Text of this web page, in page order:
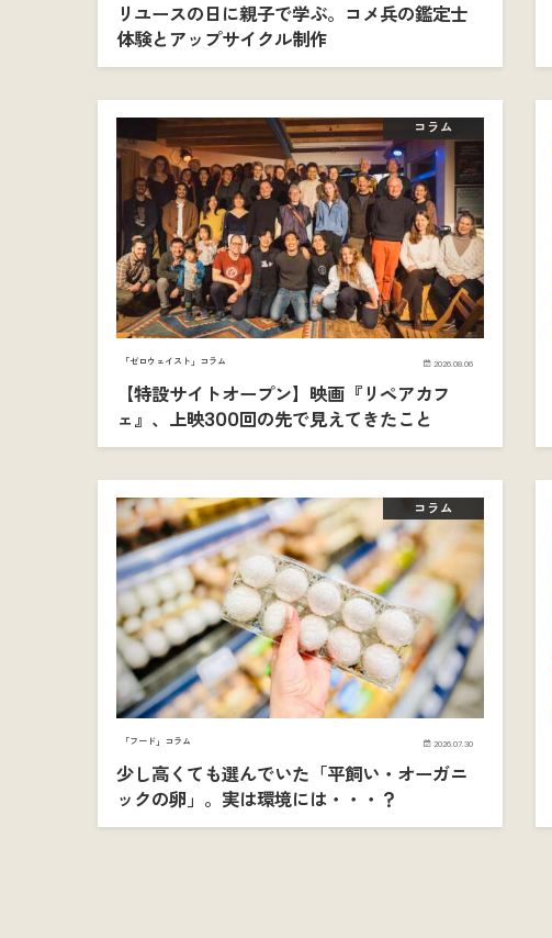
リユースの日に親子で学ぶ。コメ兵の鑑定士
体験とアップサイクル制作
コラム
「ゼロウェイスト」コラム 2026.08.06
【特設サイトオープン】映画『リペアカフ
ェ』、上映300回の先で見えてきたこと
コラム
「フード」コラム 2026.07.30
少し高くても選んでいた「平飼い・オーガニ
ックの卵」。実は環境には・・・？